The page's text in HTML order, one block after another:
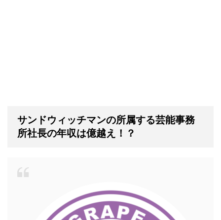
サンドウィッチマンの所属する芸能事務
所社長の年収は億越え！？